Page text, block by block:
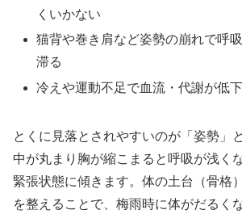
くいかない
猫背や巻き肩など姿勢の崩れで呼
滞る
冷えや運動不足で血流・代謝が低
とくに見落とされやすいのが「姿勢」
中が丸まり胸が縮こまると呼吸が浅く
緊張状態に傾きます。体の土台（骨格
を整えることで、梅雨時に体がだるく